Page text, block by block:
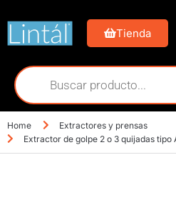
Tienda
Home
Extractores y prensas
Extractor de golpe 2 o 3 quijadas